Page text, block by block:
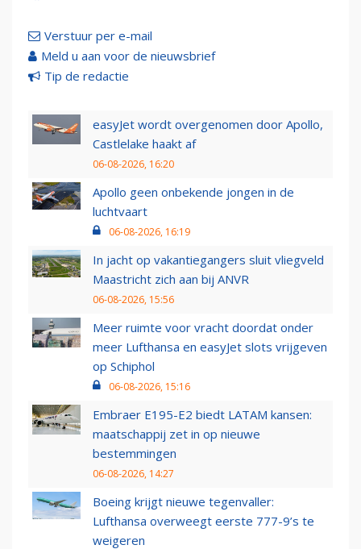
Verstuur per e-mail
Meld u aan voor de nieuwsbrief
Tip de redactie
easyJet wordt overgenomen door Apollo,
Castlelake haakt af
06-08-2026, 16:20
Apollo geen onbekende jongen in de
luchtvaart
06-08-2026, 16:19
In jacht op vakantiegangers sluit vliegveld
Maastricht zich aan bij ANVR
06-08-2026, 15:56
Meer ruimte voor vracht doordat onder
meer Lufthansa en easyJet slots vrijgeven
op Schiphol
06-08-2026, 15:16
Embraer E195-E2 biedt LATAM kansen:
maatschappij zet in op nieuwe
bestemmingen
06-08-2026, 14:27
Boeing krijgt nieuwe tegenvaller:
Lufthansa overweegt eerste 777-9’s te
weigeren